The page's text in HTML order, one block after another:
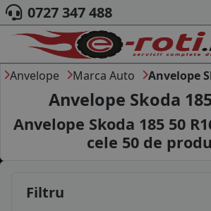
ACASA
DESPRE NOI
ANVELOPE
AUTO
CAMION
MOTO
0727 347 488
Anvelope Marca Auto Anvelope
Anvelope Skoda
Anvelope Skoda 185 50
cele 50 de
Filtru
175/65R13